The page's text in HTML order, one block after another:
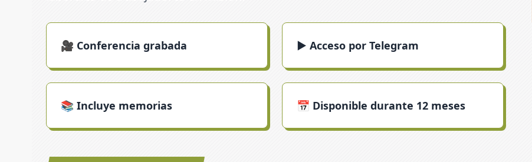
🎥 Conferencia grabada ▶️ Acceso por Telegram
📚 Incluye memorias 📅 Disponible durante 12 meses